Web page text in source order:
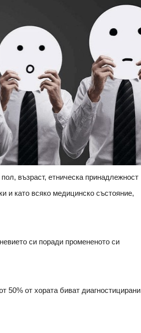
възраст, етническа принадлежност
и като всяко медицинско състояние,
си поради промененото си
50% от хората биват диагностицирани